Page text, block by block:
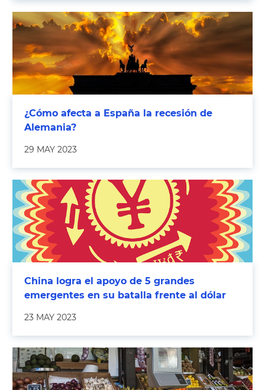
¿Cómo afecta a España la recesión de
Alemania?
29 MAY 2023
China logra el apoyo de 5 grandes
emergentes en su batalla frente al dólar
23 MAY 2023